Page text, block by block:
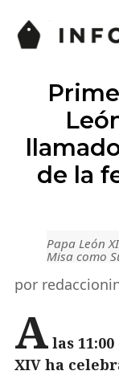
de la
Papa León
Misa como
por
A las
XIV ha